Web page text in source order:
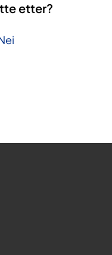
etter?